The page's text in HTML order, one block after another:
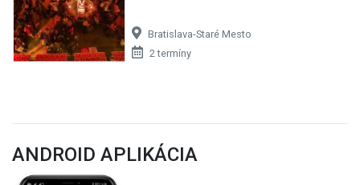
Bratislava-Staré Mesto
2 termíny
ANDROID APLIKÁCIA